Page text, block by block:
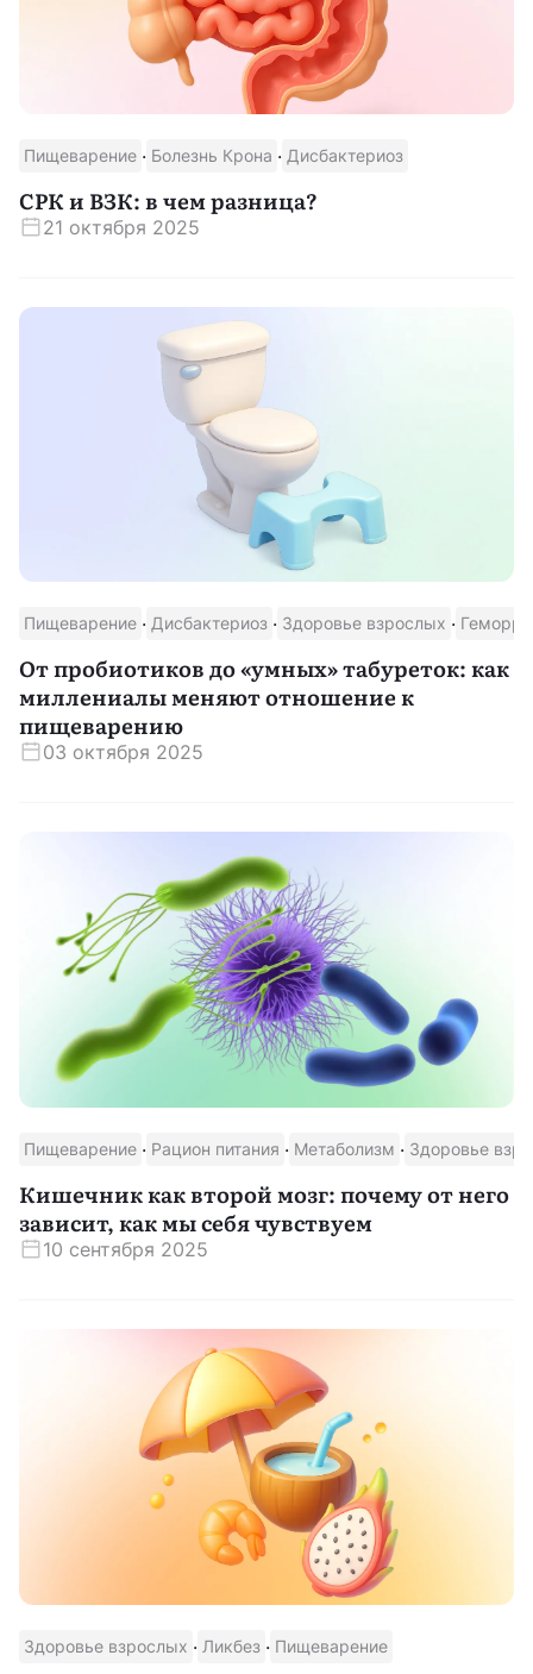
Пищеварение · Болезнь Крона · Дисбактериоз
СРК и ВЗК: в чем разница?
21 октября 2025
Пищеварение · Дисбактериоз · Здоровье взрослых ·
От пробиотиков до «умных» табуреток: как
миллениалы меняют отношение к
пищеварению
03 октября 2025
Пищеварение · Рацион питания · Метаболизм · Здоровье
Кишечник как второй мозг: почему от него
зависит, как мы себя чувствуем
10 сентября 2025
Здоровье взрослых · Ликбез · Пищеварение